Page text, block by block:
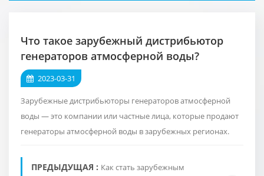
Что такое зарубежный дистрибьютор
генераторов атмосферной воды?
2023-03-31
Зарубежные дистрибьюторы генераторов атмосферной
воды — это компании или частные лица, которые продают
генераторы атмосферной воды в зарубежных регионах.
ПРЕДЫДУЩАЯ : Как стать зарубежным